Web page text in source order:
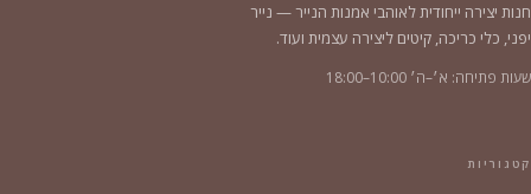
חנות יצירה ייחודית לאוהבי אמנות הנייר — נייר
יפני, כלי כריכה, קיטים ליצירה עצמית ועוד.
שעות פתיחה: א׳–ה׳ 10:00–18:00
קטגוריות